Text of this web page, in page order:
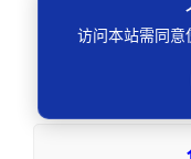
访问本站需同意